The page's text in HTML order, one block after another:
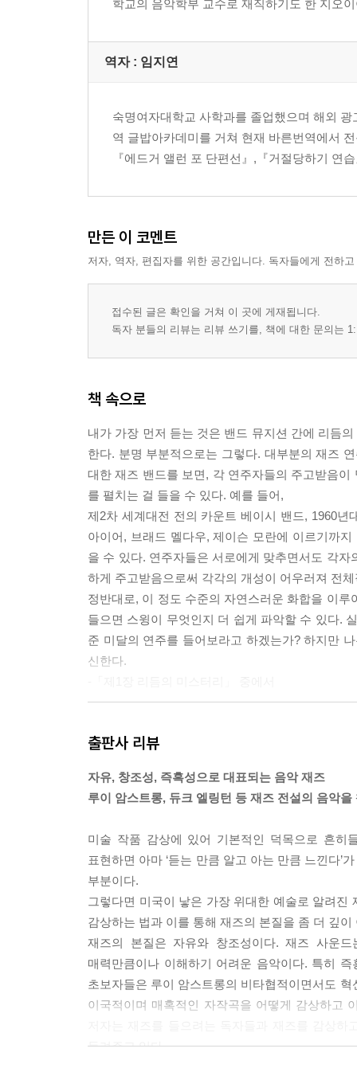
하드밥/소울 재즈
클래식/월드 뮤직/재즈 퓨전
06 재즈 혁신가들
루이 암스트롱
듀크 엘링턴
찰리 파커
델로니어스 몽크
오넷 콜맨
Notes
학교의 음악학부 교수로 재직하기도 한 지오
역자 : 임지연
숙명여자대학교 사학과를 졸업했으며 해외
역 글밥아카데미를 거쳐 현재 바른번역에서
『에드거 앨런 포 단편선』,『거절당하기 연
만든 이 코멘트
저자, 역자, 편집자를 위한 공간입니다. 독자들에게 전하
접수된 글은 확인을 거쳐 이 곳에 게재됩니다.
독자 분들의 리뷰는 리뷰 쓰기를, 책에 대한 문의는
책 속으로
내가 가장 먼저 듣는 것은 밴드 뮤지션 간에 리듬
한다. 분명 부분적으로는 그렇다. 대부분의 재즈
대한 재즈 밴드를 보면, 각 연주자들의 주고받음
를 펼치는 걸 들을 수 있다. 예를 들어,
제2차 세계대전 전의 카운트 베이시 밴드, 1960
아이어, 브래드 멜다우, 제이슨 모란에 이르기까
을 수 있다. 연주자들은 서로에게 맞추면서도 각
하게 주고받음으로써 각각의 개성이 어우러져 전
정반대로, 이 정도 수준의 자연스러운 화합을 이
들으면 스윙이 무엇인지 더 쉽게 파악할 수 있다.
준 미달의 연주를 들어보라고 하겠는가? 하지만
신한다.
연주하고, 두 번째는 다른 연주자들의 솔로 연주
있다.) 레코딩을 하거나 공연하는 재즈곡의 95퍼센
주제부는 연주 시간의 기준이 된다. 보통은 4박자
그렇다. 하지만 다른 길이의 곡들도 적지 않다. 12
나 한 곡이 12마디 혹은 16마디로 길이가 짧을 경
1930년대 초반 이래 대다수의 공연에서 연주되
동안 재즈를 지배해온 대중적 구조를 넘어서려는
-「제3장 재즈의 구조」 중에서
뉴올리언스 재즈는 모든 재즈의 시작점이다. 지금
아 있다. 일례를 살펴보자. 1920년대, 루이 암스트
그는 재즈 세계뿐 아니라 다른 장르의 수많은 연
출판사 리뷰
자유, 창조성, 즉흑성으로 대표되는 음악 재즈
루이 암스트롱, 듀크 엘링턴 등 재즈 전설의 음악
미술 작품 감상에 있어 기본적인 덕목으로 흔히
표현하면 아마 ‘듣는 만큼 알고 아는 만큼 느낀다’
부분이다.
그렇다면 미국이 낳은 가장 위대한 예술로 알려
감상하는 법과 이를 통해 재즈의 본질을 좀 더 깊
재즈의 본질은 자유와 창조성이다. 재즈 사운
매력만큼이나 이해하기 어려운 음악이다. 특히
초보자들은 루이 암스트롱의 비타협적이면서도
이국적이며 매혹적인 자작곡을 어떻게 감상하고
들려주고 있다.